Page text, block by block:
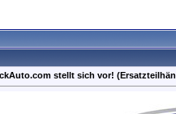
stellt sich vor!